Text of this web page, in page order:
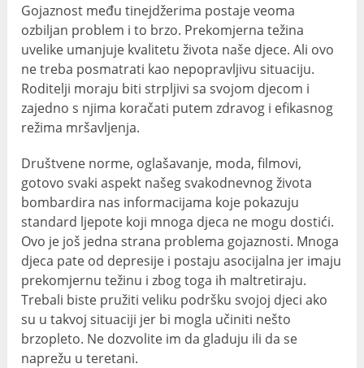
Gojaznost među tinejdžerima postaje veoma
ozbiljan problem i to brzo. Prekomjerna težina
uvelike umanjuje kvalitetu života naše djece. Ali ovo
ne treba posmatrati kao nepopravljivu situaciju.
Roditelji moraju biti strpljivi sa svojom djecom i
zajedno s njima koračati putem zdravog i efikasnog
režima mršavljenja.
Društvene norme, oglašavanje, moda, filmovi,
gotovo svaki aspekt našeg svakodnevnog života
bombardira nas informacijama koje pokazuju
standard ljepote koji mnoga djeca ne mogu dostići.
Ovo je još jedna strana problema gojaznosti. Mnoga
djeca pate od depresije i postaju asocijalna jer imaju
prekomjernu težinu i zbog toga ih maltretiraju.
Trebali biste pružiti veliku podršku svojoj djeci ako
su u takvoj situaciji jer bi mogla učiniti nešto
brzopleto. Ne dozvolite im da gladuju ili da se
naprežu u teretani.